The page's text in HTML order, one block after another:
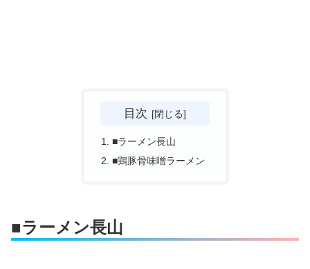
目次
■ラーメン長山
■鶏豚骨味噌ラーメン
■ラーメン長山